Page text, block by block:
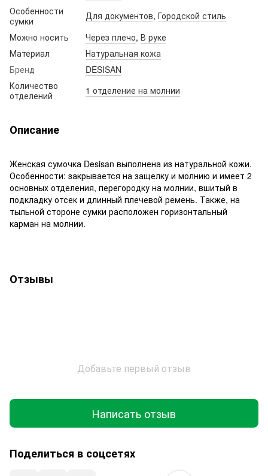
Особенности
сумки
Для документов, Городской стиль
Можно носить
Через плечо, В руке
Материал
Натуральная кожа
Бренд
DESISAN
Количество
отделений
1 отделение на молнии
Описание
Женская сумочка Desisan выполнена из натуральной кожи.
Особенности: закрывается на защелку и молнию и имеет 2
основных отделения, перегородку на молнии, вшитый в
подкладку отсек и длинный плечевой ремень. Также, на
тыльной стороне сумки расположен горизонтальный
карман на молнии.
Отзывы
Добавьте первый отзыв
Написать отзыв
Поделиться в соцсетях